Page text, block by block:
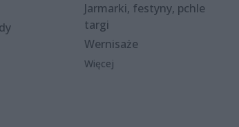
Jarmarki, festyny, pchle
targi
Wernisaże
Więcej